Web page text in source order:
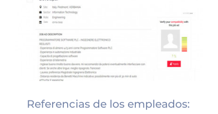
Referencias de los empleados: